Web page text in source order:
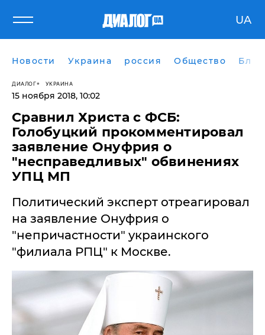
UA
Новости Украина россия Общество
ДИАЛОГ УКРАИНА
15 ноября 2018, 10:02
Сравнил Христа с ФСБ:
Голобуцкий прокомментировал
заявление Онуфрия о
"несправедливых" обвинениях
УПЦ МП
Политический эксперт отреагировал
на заявление Онуфрия о
"непричастности" украинского
"филиала РПЦ" к Москве.